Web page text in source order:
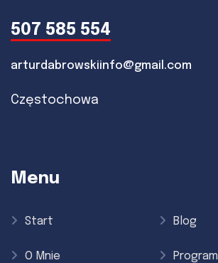
507 585 554
arturdabrowskiinfo@gmail.com
Częstochowa
Menu
Start Blog
O Mnie Program